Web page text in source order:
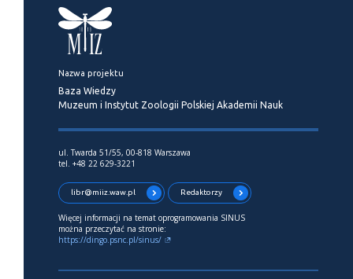
Nazwa projektu
Baza Wiedzy
Muzeum i Instytut Zoologii Polskiej Akademii Nauk
ul. Twarda 51/55, 00-818 Warszawa
tel. +48 22 629-3221
libr@miiz.waw.pl Redaktorzy
Więcej informacji na temat oprogramowania SINUS
można przeczytać na stronie:
https://dingo.psnc.pl/sinus/